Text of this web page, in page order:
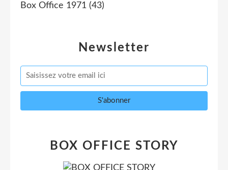
Newsletter
Box Office 1971 (43)
BOX OFFICE STORY